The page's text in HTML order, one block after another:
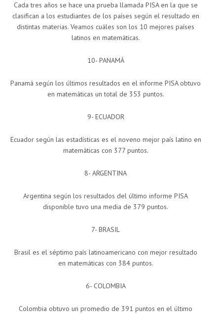
Cada tres años se hace una prueba llamada PISA en la que se
clasifican a los estudiantes de los países según el resultado en
distintas materias. Veamos cuáles son los 10 mejores países
latinos en matemáticas.
10- PANAMÁ
Panamá según los últimos resultados en el informe PISA obtuvo
en matemáticas un total de 353 puntos.
9- ECUADOR
Ecuador según las estadísticas es el noveno mejor país latino en
matemáticas con 377 puntos.
8- ARGENTINA
Argentina según los resultados del último informe PISA
disponible tuvo una media de 379 puntos.
7- BRASIL
Brasil es el séptimo país latinoamericano con mejor resultado
en matemáticas con 384 puntos.
6- COLOMBIA
Colombia obtuvo un promedio de 391 puntos en el último